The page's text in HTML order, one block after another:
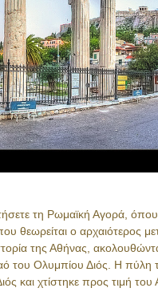
τη Ρωμαϊκή Αγορά,
θεωρείται ο αρχαιότερος
της Αθήνας,
του Ολυμπίου Διός. Η πύλη
και χτίστηκε προς τιμή του